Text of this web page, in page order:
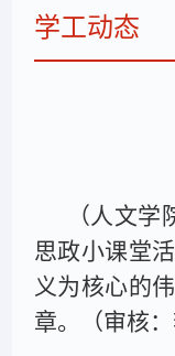
学工动态
（人文学
思政小课堂
义为核心的
章。（审核